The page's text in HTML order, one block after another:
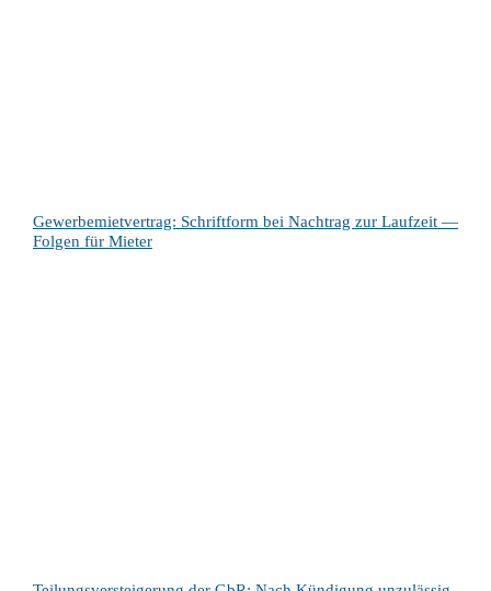
Gewerbemietvertrag: Schriftform bei Nachtrag zur Laufzeit —
Folgen für Mieter